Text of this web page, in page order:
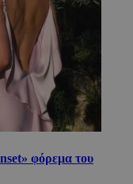
φόρεμα του